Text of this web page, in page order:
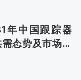
年中国跟踪器
态势及市场趋